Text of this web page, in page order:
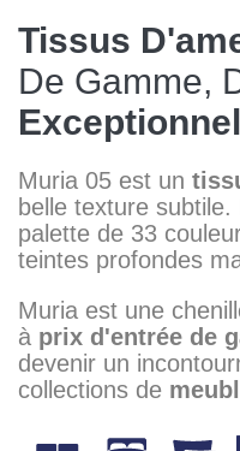
Tissus
De Gamme,
Muria 05 est un
belle texture
palette de 33
teintes profondes
Muria est une
à prix d'entrée de
devenir un
collections de